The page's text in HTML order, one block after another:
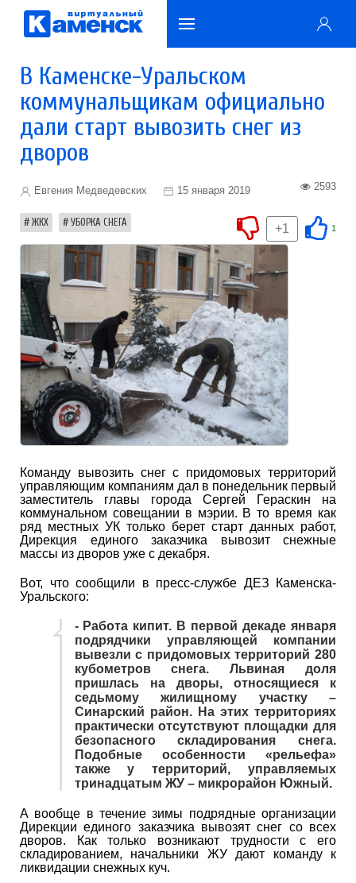
В Каменске-Уральском
коммунальщикам официально
дали старт вывозить снег из
дворов
Евгения Медведевских 15 января 2019 2593
ЖКХ УБОРКА СНЕГА 1
+1
Команду вывозить снег с придомовых территорий
управляющим компаниям дал в понедельник первый
заместитель главы города Сергей Гераскин на
коммунальном совещании в мэрии. В то время как
ряд местных УК только берет старт данных работ,
Дирекция единого заказчика вывозит снежные
массы из дворов уже с декабря.
Вот, что сообщили в пресс-службе ДЕЗ Каменска-
Уральского:
- Работа кипит. В первой декаде января
подрядчики управляющей компании
вывезли с придомовых территорий 280
кубометров снега. Львиная доля
пришлась на дворы, относящиеся к
седьмому жилищному участку –
Синарский район. На этих территориях
практически отсутствуют площадки для
безопасного складирования снега.
Подобные особенности «рельефа»
также у территорий, управляемых
тринадцатым ЖУ – микрорайон Южный.
А вообще в течение зимы подрядные организации
Дирекции единого заказчика вывозят снег со всех
дворов. Как только возникают трудности с его
складированием, начальники ЖУ дают команду к
ликвидации снежных куч.